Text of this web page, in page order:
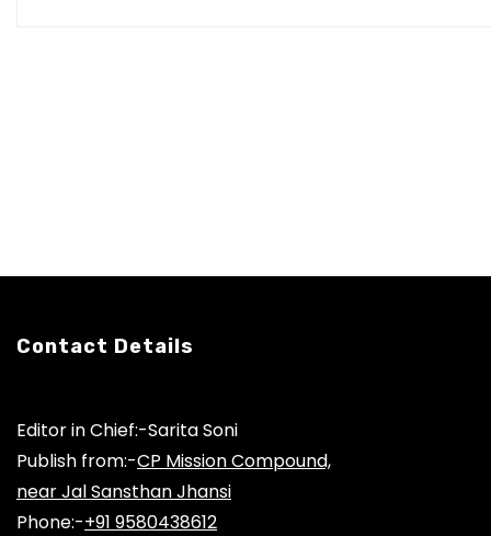
Contact Details
Editor in Chief:-Sarita Soni
Publish from:-CP Mission Compound,
near Jal Sansthan Jhansi
Phone:-+91 9580438612